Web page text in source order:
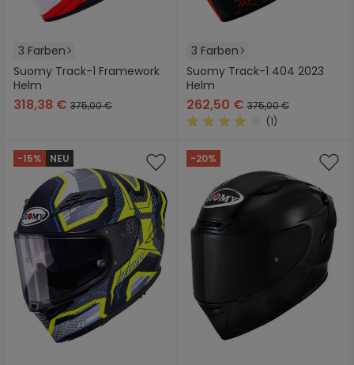
3 Farben
Suomy Track-1 Framework
Helm
318,38 € 375,00 €
3 Farben
Suomy Track-1 404 2023
Helm
262,50 € 375,00 €
(1)
-15% NEU -20%